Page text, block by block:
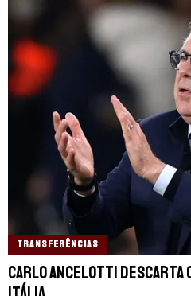
TRANSFERÊNCIAS
Carlo Ancelotti descarta